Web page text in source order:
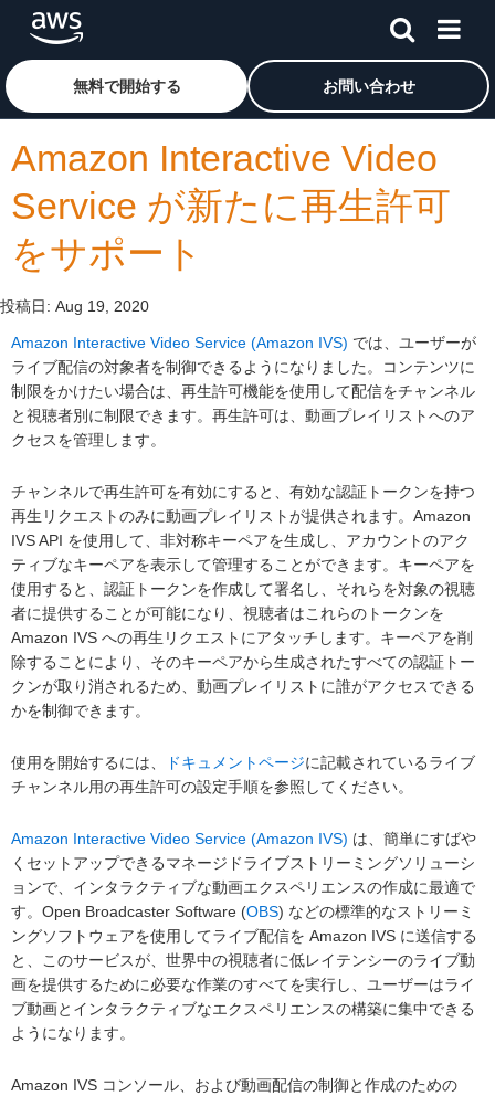
メインコンテンツに移動
アマゾン ウェブ サービスのホームページに戻るには、こ
無料で開始する お問い合わせ
Amazon Interactive Video
Service が新たに再生許可
をサポート
投稿日: Aug 19, 2020
Amazon Interactive Video Service (Amazon IVS) では、ユーザーが
ライブ配信の対象者を制御できるようになりました。コンテンツに
制限をかけたい場合は、再生許可機能を使用して配信をチャンネル
と視聴者別に制限できます。再生許可は、動画プレイリストへのア
クセスを管理します。
チャンネルで再生許可を有効にすると、有効な認証トークンを持つ
再生リクエストのみに動画プレイリストが提供されます。Amazon
IVS API を使用して、非対称キーペアを生成し、アカウントのアク
ティブなキーペアを表示して管理することができます。キーペアを
使用すると、認証トークンを作成して署名し、それらを対象の視聴
者に提供することが可能になり、視聴者はこれらのトークンを
Amazon IVS への再生リクエストにアタッチします。キーペアを削
除することにより、そのキーペアから生成されたすべての認証トー
クンが取り消されるため、動画プレイリストに誰がアクセスできる
かを制御できます。
使用を開始するには、 ドキュメントページに記載されているライブ
チャンネル用の再生許可の設定手順を参照してください。
Amazon Interactive Video Service (Amazon IVS) は、簡単にすばや
くセットアップできるマネージドライブストリーミングソリューシ
ョンで、インタラクティブな動画エクスペリエンスの作成に最適で
す。Open Broadcaster Software (OBS) などの標準的なストリーミ
ングソフトウェアを使用してライブ配信を Amazon IVS に送信する
と、このサービスが、世界中の視聴者に低レイテンシーのライブ動
画を提供するために必要な作業のすべてを実行し、ユーザーはライ
ブ動画とインタラクティブなエクスペリエンスの構築に集中できる
ようになります。
Amazon IVS コンソール、および動画配信の制御と作成のための